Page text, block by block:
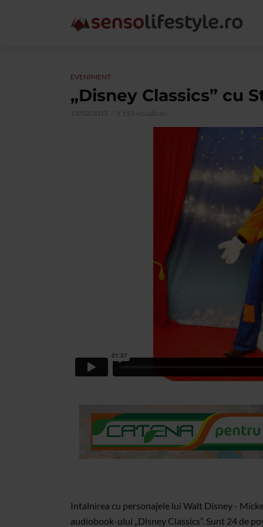
EVENIMENT
„Disney Classics” cu
15/02/2013 5.193 vizualizari
Intalnirea cu personajele lui Walt Disney -
audiobook-ului „Disney Classics”. Sunt 24 de